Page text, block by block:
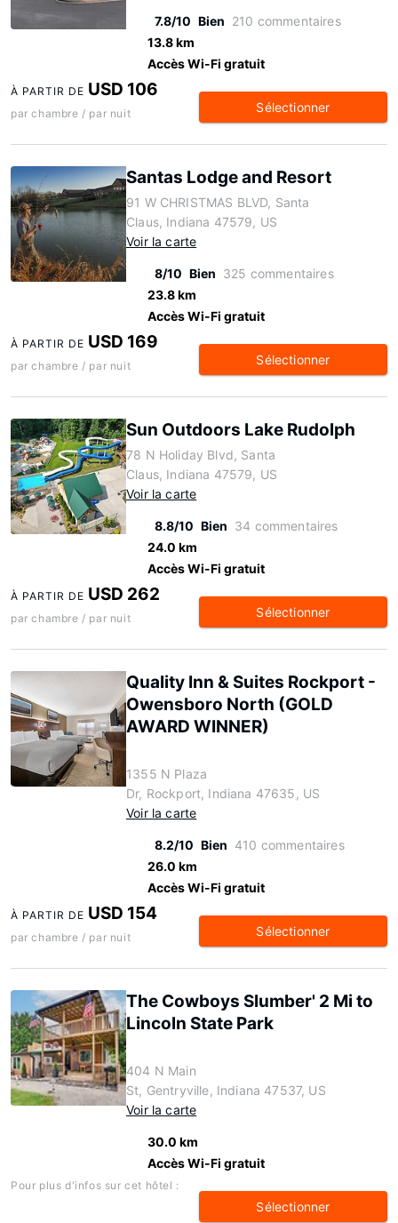
7.8/10 Bien 210 commentaires
13.8 km
Accès Wi-Fi gratuit
À PARTIR DE USD 106
par chambre / par nuit Sélectionner
Santas Lodge and Resort
91 W CHRISTMAS BLVD, Santa
Claus, Indiana 47579, US
Voir la carte
8/10 Bien 325 commentaires
23.8 km
Accès Wi-Fi gratuit
À PARTIR DE USD 169
par chambre / par nuit Sélectionner
Sun Outdoors Lake Rudolph
78 N Holiday Blvd, Santa
Claus, Indiana 47579, US
Voir la carte
8.8/10 Bien 34 commentaires
24.0 km
Accès Wi-Fi gratuit
À PARTIR DE USD 262
par chambre / par nuit Sélectionner
Quality Inn & Suites Rockport -
Owensboro North (GOLD
AWARD WINNER)
1355 N Plaza
Dr, Rockport, Indiana 47635, US
Voir la carte
8.2/10 Bien 410 commentaires
26.0 km
Accès Wi-Fi gratuit
À PARTIR DE USD 154
par chambre / par nuit Sélectionner
The Cowboys Slumber' 2 Mi to
Lincoln State Park
404 N Main
St, Gentryville, Indiana 47537, US
Voir la carte
30.0 km
Accès Wi-Fi gratuit
Pour plus d'infos sur cet hôtel :
Sélectionner